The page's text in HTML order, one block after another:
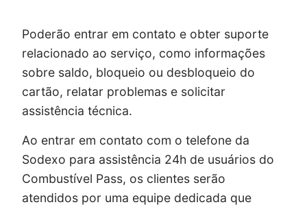
Poderão entrar em contato e obter suporte
relacionado ao serviço, como informações
sobre saldo, bloqueio ou desbloqueio do
cartão, relatar problemas e solicitar
assistência técnica.
Ao entrar em contato com o telefone da
Sodexo para assistência 24h de usuários do
Combustível Pass, os clientes serão
atendidos por uma equipe dedicada que